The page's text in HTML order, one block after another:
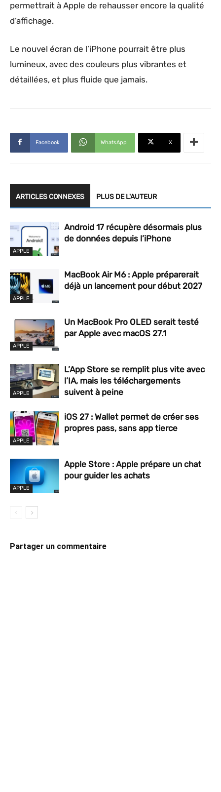
permettrait à Apple de rehausser encore la qualité
d’affichage.
Le nouvel écran de l’iPhone pourrait être plus
lumineux, avec des couleurs plus vibrantes et
détaillées, et plus fluide que jamais.
Facebook WhatsApp X
ARTICLES CONNEXES PLUS DE L'AUTEUR
APPLE
Android 17 récupère désormais plus
de données depuis l’iPhone
APPLE
MacBook Air M6 : Apple préparerait
déjà un lancement pour début 2027
APPLE
Un MacBook Pro OLED serait testé
par Apple avec macOS 27.1
APPLE
L’App Store se remplit plus vite avec
l’IA, mais les téléchargements
suivent à peine
APPLE
iOS 27 : Wallet permet de créer ses
propres pass, sans app tierce
APPLE
Apple Store : Apple prépare un chat
pour guider les achats
Partager un commentaire